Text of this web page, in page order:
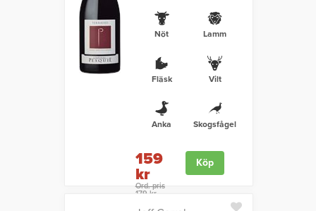
Nöt Lamm
Fläsk Vilt
Anka Skogsfågel
159
kr
Ord. pris
179 kr
Köp